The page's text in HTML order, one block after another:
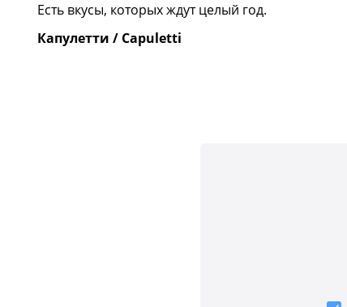
Есть вкусы, которых ждут целый год.
Капулетти / Capuletti